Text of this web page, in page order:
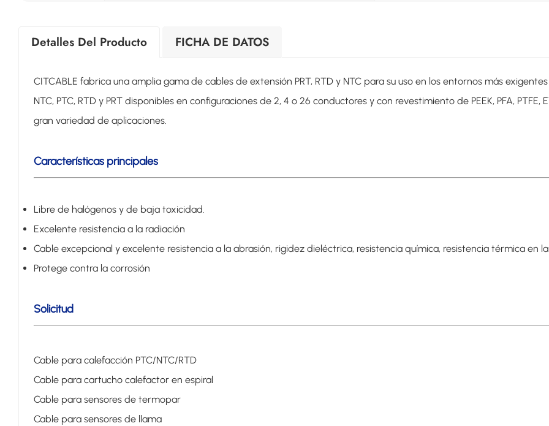
Detalles Del Producto FICHA DE DATOS
CITCABLE fabrica una amplia gama de cables de extensión PRT, RTD y NTC para su uso en los entornos más
NTC, PTC, RTD y PRT disponibles en configuraciones de 2, 4 o 26 conductores y con revestimiento de PEEK, PFA,
gran variedad de aplicaciones.
Características principales
Libre de halógenos y de baja toxicidad.
Excelente resistencia a la radiación
Cable excepcional y excelente resistencia a la abrasión, rigidez dieléctrica, resistencia química, resistencia térmica en
Protege contra la corrosión
Solicitud
Cable para calefacción PTC/NTC/RTD
Cable para cartucho calefactor en espiral
Cable para sensores de termopar
Cable para sensores de llama